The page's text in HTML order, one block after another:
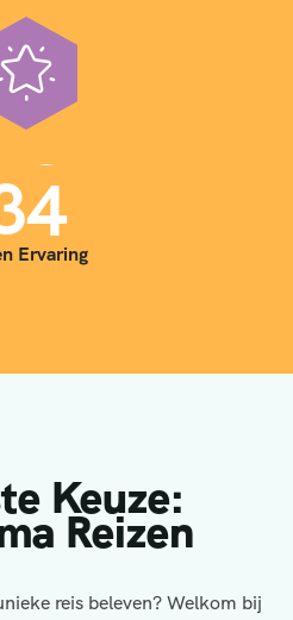
5
Ervaring
Keuze:
Reizen
reis beleven? Welkom bij